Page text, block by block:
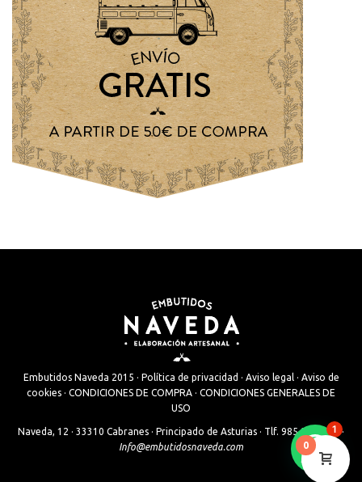
Embutidos Naveda 2015 · Política de privacidad · Aviso legal· Aviso de
cookies · CONDICIONES DE COMPRA · CONDICIONES GENERALES DE
USO
Naveda, 12 · 33310 Cabranes · Principado de Asturias · Tlf. 985 89 80 52 ·
Info@embutidosnaveda.com
0
1